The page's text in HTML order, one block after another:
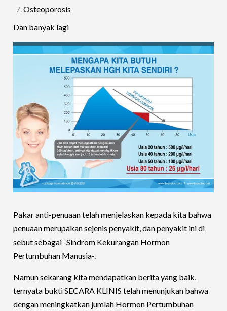
Osteoporosis
Dan banyak lagi
Pakar anti-penuaan telah menjelaskan kepada kita bahwa
penuaan merupakan sejenis penyakit, dan penyakit ini di
sebut sebagai -Sindrom Kekurangan Hormon
Pertumbuhan Manusia-.
Namun sekarang kita mendapatkan berita yang baik,
ternyata bukti SECARA KLINIS telah menunjukan bahwa
dengan meningkatkan jumlah Hormon Pertumbuhan